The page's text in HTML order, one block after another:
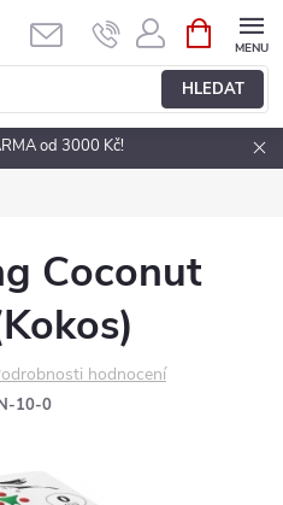
HLEDAT
NÁKUPNÍ
KOŠÍK
od 3000 Kč!
Coconut
hodnocení
10-0